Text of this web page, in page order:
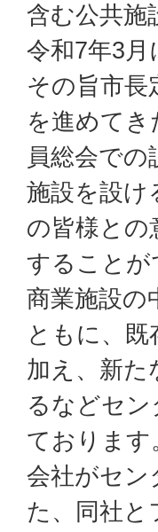
含む公共施
令和7年3
その旨市長
を進めて
員総会で
施設を設け
の皆様との
することが
商業施設の
ともに、
加え、新た
るなどセ
ております
会社がセン
た、同社と